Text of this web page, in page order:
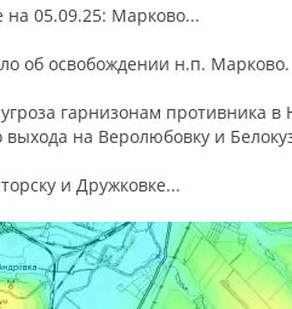
на 05.09.25: Марково...
об освобождении н.п. Марково.
угроза гарнизонам противника
на Веролюбовку и
и Дружковке...